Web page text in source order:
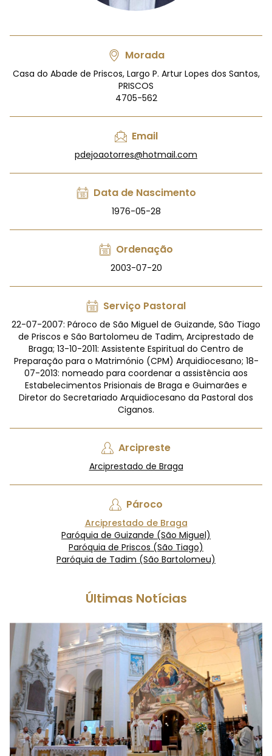
Morada
Casa do Abade de Priscos, Largo P. Artur Lopes dos Santos,
PRISCOS
4705-562
Email
pdejoaotorres@hotmail.com
Data de Nascimento
1976-05-28
Ordenação
2003-07-20
Serviço Pastoral
22-07-2007: Pároco de São Miguel de Guizande, São Tiago
de Priscos e São Bartolomeu de Tadim, Arciprestado de
Braga; 13-10-2011: Assistente Espiritual do Centro de
Preparação para o Matrimónio (CPM) Arquidiocesano; 18-
07-2013: nomeado para coordenar a assistência aos
Estabelecimentos Prisionais de Braga e Guimarães e
Diretor do Secretariado Arquidiocesano da Pastoral dos
Ciganos.
Arcipreste
Arciprestado de Braga
Pároco
Arciprestado de Braga
Paróquia de Guizande (São Miguel)
Paróquia de Priscos (São Tiago)
Paróquia de Tadim (São Bartolomeu)
Últimas Notícias